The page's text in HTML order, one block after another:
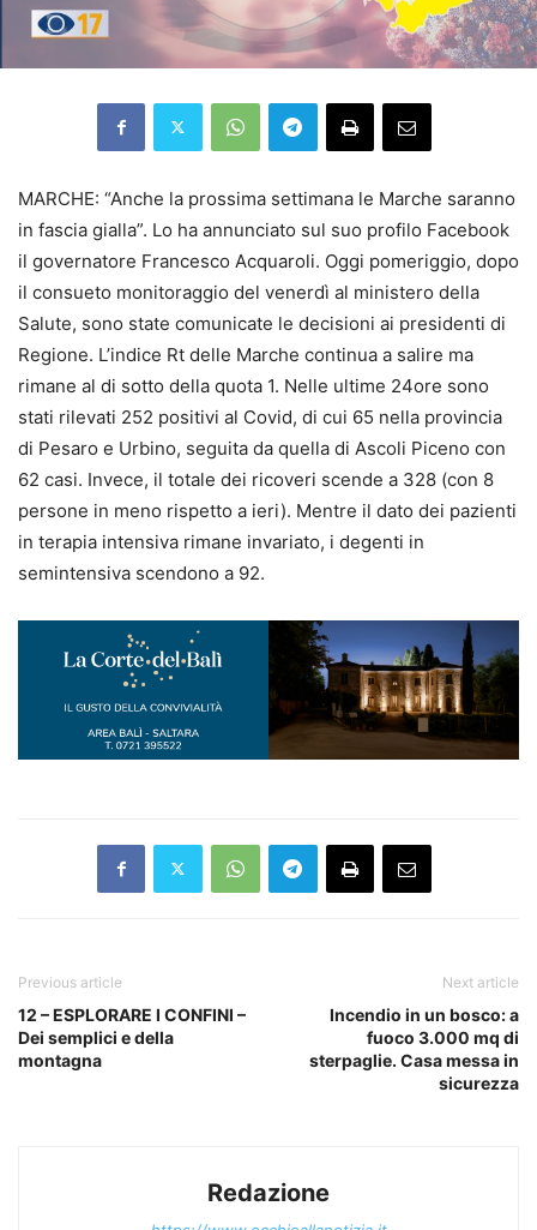
MARCHE: “Anche la prossima settimana le Marche saranno
in fascia gialla”. Lo ha annunciato sul suo profilo Facebook
il governatore Francesco Acquaroli. Oggi pomeriggio, dopo
il consueto monitoraggio del venerdì al ministero della
Salute, sono state comunicate le decisioni ai presidenti di
Regione. L’indice Rt delle Marche continua a salire ma
rimane al di sotto della quota 1. Nelle ultime 24ore sono
stati rilevati 252 positivi al Covid, di cui 65 nella provincia
di Pesaro e Urbino, seguita da quella di Ascoli Piceno con
62 casi. Invece, il totale dei ricoveri scende a 328 (con 8
persone in meno rispetto a ieri). Mentre il dato dei pazienti
in terapia intensiva rimane invariato, i degenti in
semintensiva scendono a 92.
Previous article
12 – ESPLORARE I CONFINI –
Dei semplici e della
montagna
Next article
Incendio in un bosco: a
fuoco 3.000 mq di
sterpaglie. Casa messa in
sicurezza
Redazione